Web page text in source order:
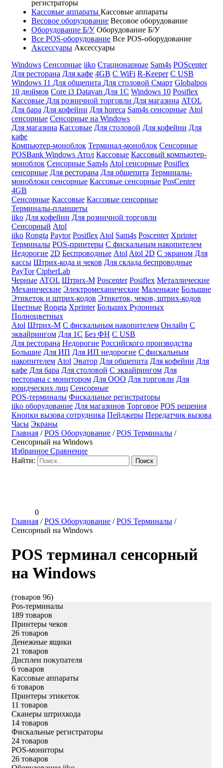
регистраторы
Кассовые аппараты Кассовые аппараты
Весовое оборудование Весовое оборудование
Оборудование Б/У Оборудование Б/У
Все POS-оборудование Все POS-оборудование
Аксессуары Аксессуары
Windows Сенсорные iiko Стационарные Sam4s POScenter
Для ресторана Для кафе 4GB С WiFi R-Keeper С USB
Windows 11 Для общепита Для столовой Смарт Globalpos
10 дюймов Core i3 Datavan Для 1С Windows 10 Posiflex
Кассовые Для розничной торговли Для магазина ATOL
Для бара Для кофейни Для horeca Sam4s сенсорные Atol
сенсорные Сенсорные на Windows
Для магазина Кассовые Для столовой Для кофейни Для
кафе
Компьютер-моноблок Терминал-моноблок Сенсорные
POSBank Windows Атол Кассовые Кассовый компьютер-
моноблок Сенсорные Sam4s Atol сенсорные Posiflex
сенсорные Для ресторана Для общепита Терминалы-
моноблоки сенсорные Кассовые сенсорные PosCenter
4GB
Сенсорные Кассовые Кассовые сенсорные
Терминалы-планшеты
iiko Для кофейни Для розничной торговли
Сенсорный Atol
iiko Rongta Paytor Posiflex Atol Sam4s Poscenter Xprinter
Терминалы POS-принтеры С фискальным накопителем
Недорогие 2D Беспроводные Atol Atol 2D С экраном Для
кассы Штрих-кода и чеков Для склада беспроводные
PayTor CipherLab
Черные ATOL Штрих-М Poscenter Posiflex Металлические
Механические Электромеханические Маленькие Большие
Этикеток и штрих-кодов Этикеток, чеков, штрих-кодов
Цветные Rongta Xprinter Больших Рулонных
Полноцветных
Atol Штрих-М С фискальным накопителем Онлайн С
эквайрингом Для 1С Без ФН С USB
Для ресторана Недорогие Российского производства
Большие Для ИП Для ИП недорогие С фискальным
накопителем Atol Эватор Для общепита Для кофейни Для
кафе Для бара Для столовой С эквайрингом Для
ресторана с монитором Для ООО Для торговли Для
юридческих лиц Сенсорные
POS-терминалы Фискальные регистраторы
iiko оборудование Для магазинов Торговое POS решения
Кнопки вызова сотрудника Пейджеры Передатчик вызова
Часы Экраны
Главная /POS Оборудование /POS Терминалы /
Сенсорный на Windows
Избранное Сравнение
Найти:
0
Главная /POS Оборудование /POS Терминалы /
Сенсорный на Windows
POS терминал сенсорный
на Windows
(товаров 96)
Pos-терминалы
189 товаров
Принтеры чеков
26 товаров
Денежные ящики
21 товаров
Дисплеи покупателя
6 товаров
Кассовые аппараты
6 товаров
Принтеры этикеток
11 товаров
Сканеры штрихкода
14 товаров
Фискальные регистраторы
24 товаров
POS-мониторы
26 товаров